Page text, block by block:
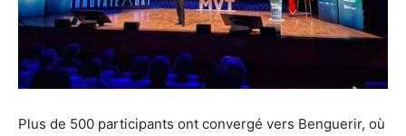
Plus de 500 participants ont convergé vers Benguerir, où